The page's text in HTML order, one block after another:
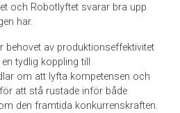
och Robotlyftet svarar bra upp
har.
behovet av produktionseffektivitet
tydlig koppling till
om att lyfta kompetensen och
att stå rustade inför både
den framtida konkurrenskraften.